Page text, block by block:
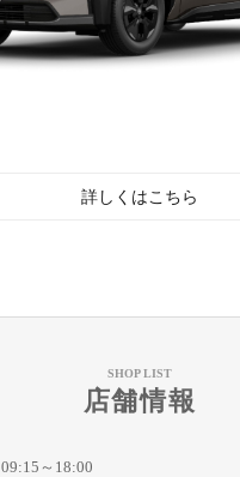
詳しくはこちら
SHOP LIST
店舗情報
09:15～18:00